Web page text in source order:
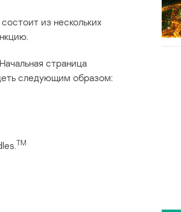
из нескольких
страница
следующим образом:
TM